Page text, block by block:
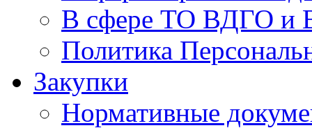
В сфере ТО ВДГО и
Политика
Закупки
Нормативные